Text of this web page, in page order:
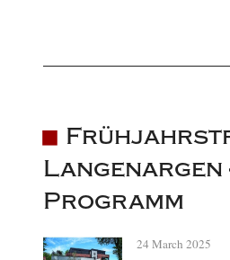
Langenargen
Programm
24 March 2025